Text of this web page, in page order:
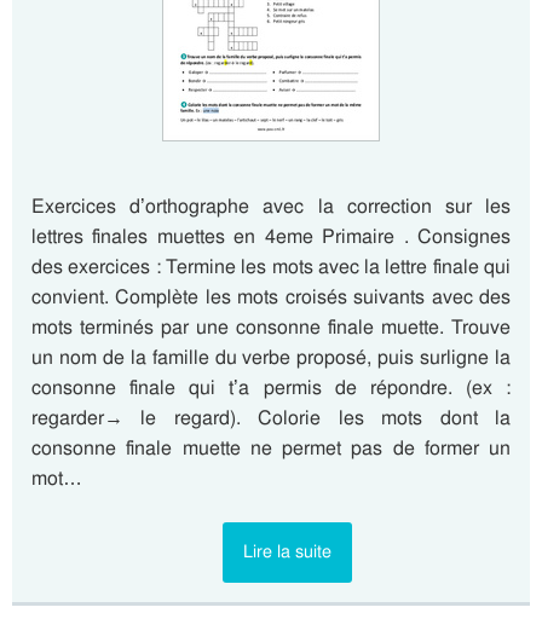
Exercices d’orthographe avec la correction sur les
lettres finales muettes en 4eme Primaire . Consignes
des exercices : Termine les mots avec la lettre finale qui
convient. Complète les mots croisés suivants avec des
mots terminés par une consonne finale muette. Trouve
un nom de la famille du verbe proposé, puis surligne la
consonne finale qui t’a permis de répondre. (ex :
regarder→ le regard). Colorie les mots dont la
consonne finale muette ne permet pas de former un
mot…
Lire la suite